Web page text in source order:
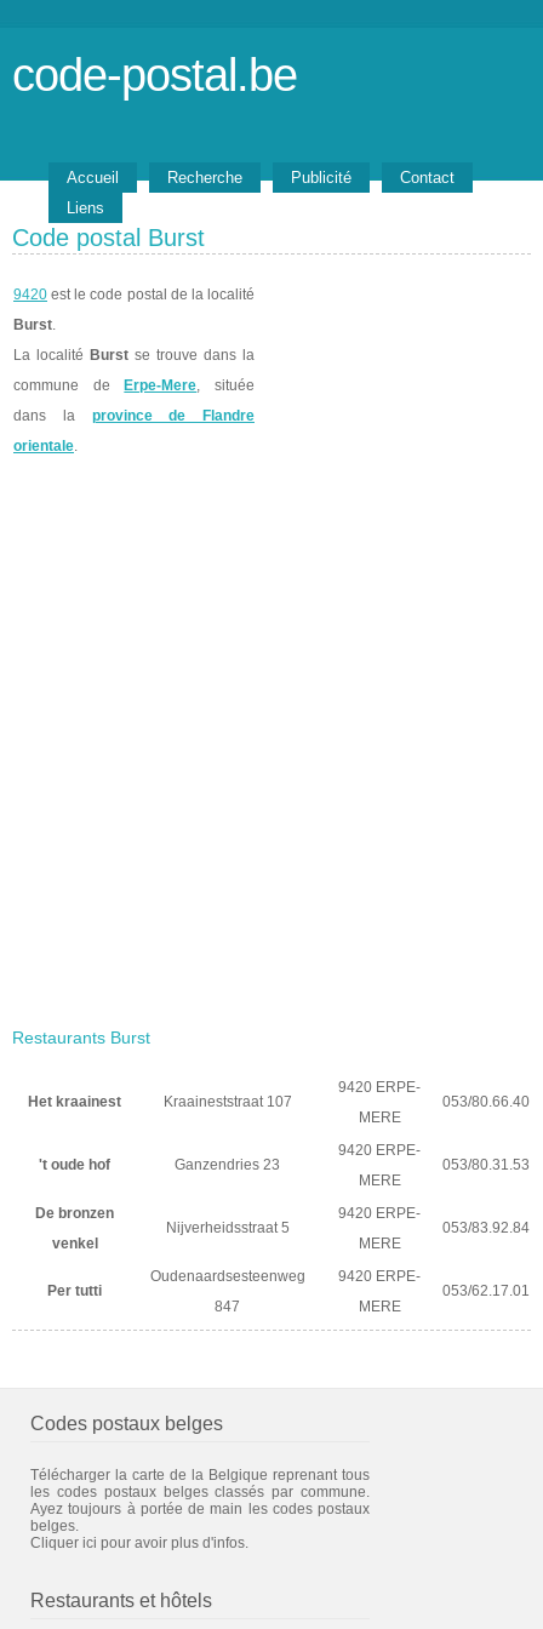
code-postal.be
Accueil Recherche Publicité
Contact
Liens
Code postal Burst
9420 est le code postal de la localité
Burst.
La localité Burst se trouve dans la
commune de
Erpe-Mere, située
dans la province de Flandre
orientale.
Restaurants Burst
Het kraainest Kraaineststraat 107
9420 ERPE-
MERE
053/80.66.40
't oude hof Ganzendries 23
9420 ERPE-
MERE
053/80.31.53
De bronzen
venkel
Nijverheidsstraat 5
9420 ERPE-
MERE
053/83.92.84
Per tutti
Oudenaardsesteenweg
847
9420 ERPE-
MERE
053/62.17.01
Codes postaux belges
Télécharger la carte de la Belgique reprenant tous
les codes postaux belges classés par commune.
Ayez toujours à portée de main les codes postaux
belges.
Cliquer ici pour avoir plus d'infos.
Restaurants et hôtels